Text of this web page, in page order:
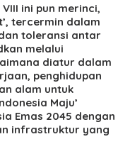
ini pun merinci,
tercermin dalam
toleransi antar
melalui
diatur dalam
penghidupan
alam untuk
Maju’
Emas 2045 dengan
infrastruktur yang